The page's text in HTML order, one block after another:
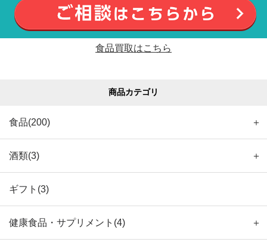
食品買取はこちら
商品カテゴリ
食品(200) ＋
酒類(3) ＋
ギフト(3)
健康食品・サプリメント(4) ＋